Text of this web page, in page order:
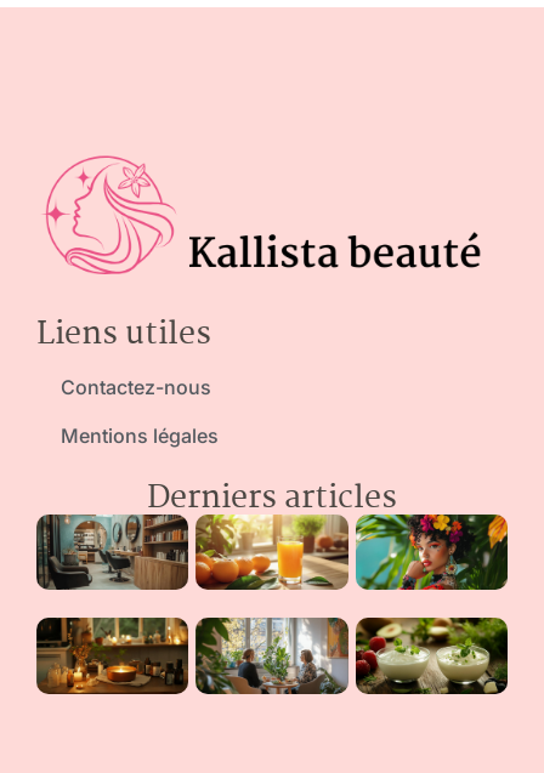
Liens utiles
Contactez-nous
Mentions légales
Derniers articles